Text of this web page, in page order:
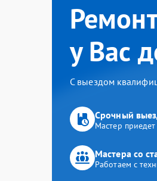
у Вас
С выездом
Срочный
Мастер
Мастера со
Работаем с